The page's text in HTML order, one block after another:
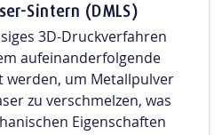
Sintern (DMLS)
3D-Druckverfahren
aufeinanderfolgende
werden, um Metallpulver
zu verschmelzen, was
Eigenschaften